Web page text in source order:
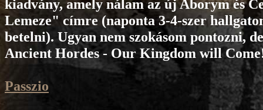
kiadvány, amely nálam az új Aborym és
Lemeze" címre (naponta 3-4-szer
betelni). Ugyan nem szokásom pontozni,
Ancient Hordes - Our Kingdom will
Passzio